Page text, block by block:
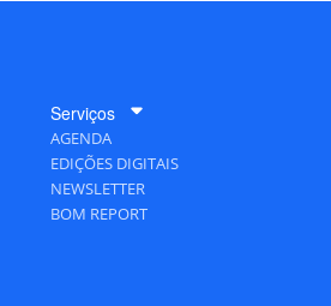
Serviços
AGENDA
EDIÇÕES DIGITAIS
NEWSLETTER
BOM REPORT